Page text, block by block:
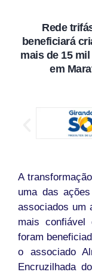
Rede
beneficiará
mais de 15
em
A
uma das
associados um
mais
foram
o associado
Encruzilhada